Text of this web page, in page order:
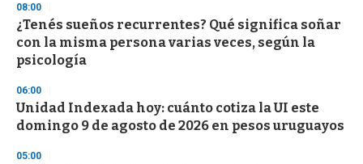
3
s
e
c
o
d
s
08:00
¿Tenés sueños recurrentes? Qué significa soñar
con la misma persona varias veces, según la
psicología
06:00
Unidad Indexada hoy: cuánto cotiza la UI este
domingo 9 de agosto de 2026 en pesos uruguayos
05:00